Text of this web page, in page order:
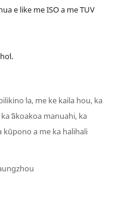
e like me ISO a me TUV
ʻia, me ke kaila hou, ka
ʻākoakoa manuahi, ka
kūpono a me ka halihali